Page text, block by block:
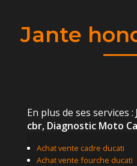
Jante
En plus de ses services :
cbr, Diagnostic Moto
Achat vente cadre ducati
Achat vente fourche ducati